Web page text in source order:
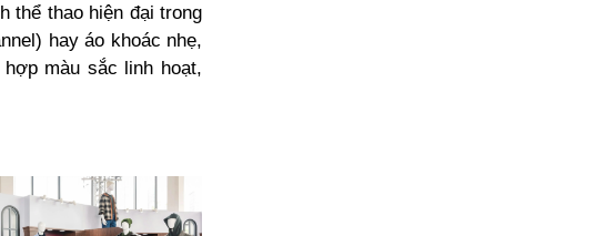
thể thao hiện đại trong
hay áo khoác nhẹ,
màu sắc linh hoạt,